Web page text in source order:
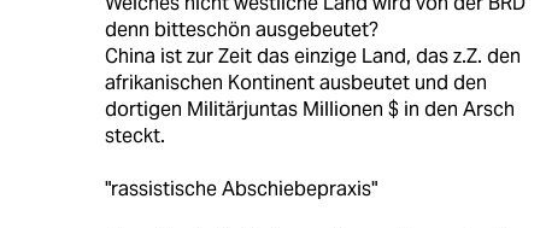
denn bitteschön ausgebeutet?
China ist zur Zeit das einzige Land, das z.Z. den
afrikanischen Kontinent ausbeutet und den
dortigen Militärjuntas Millionen $ in den Arsch
steckt.
"rassistische Abschiebepraxis"